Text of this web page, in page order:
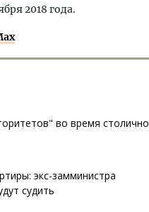
2018 года.
во время
экс-замминистра
судить